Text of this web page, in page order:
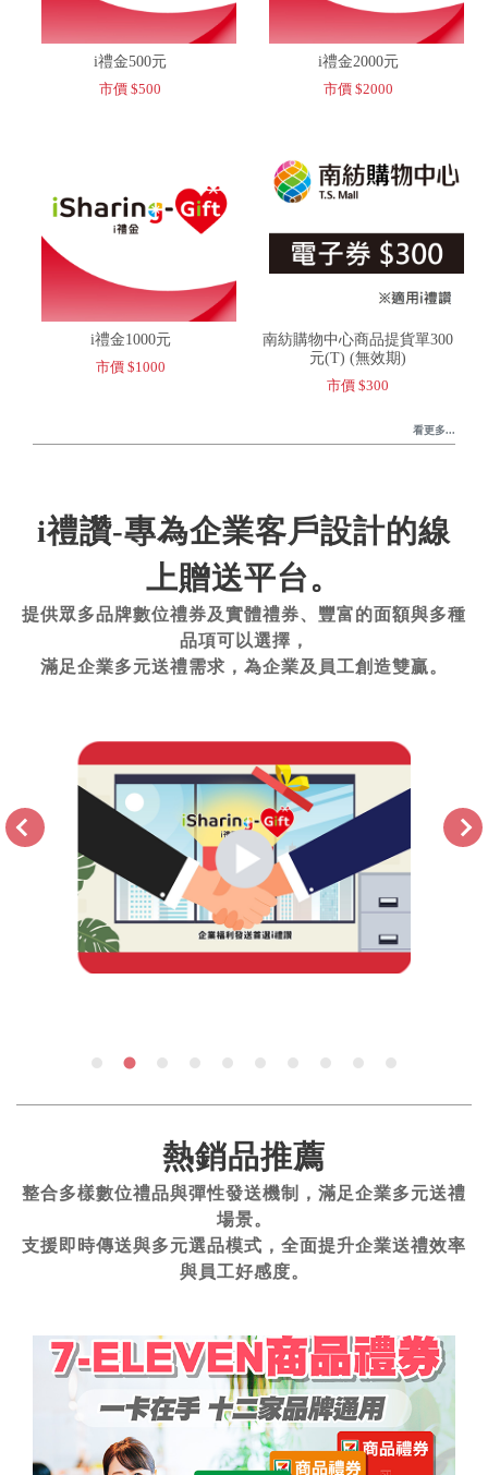
i禮金500元
市價 $500
i禮金2000元
市價 $2000
i禮金1000元
市價 $1000
南紡購物中心商品提貨單300
元(T) (無效期)
市價 $300
看更多...
i禮讚-專為企業客戶設計的線
上贈送平台。
提供眾多品牌數位禮券及實體禮券、豐富的面額與多種
品項可以選擇，
滿足企業多元送禮需求，為企業及員工創造雙贏。
熱銷品推薦
整合多樣數位禮品與彈性發送機制，滿足企業多元送禮
場景。
支援即時傳送與多元選品模式，全面提升企業送禮效率
與員工好感度。